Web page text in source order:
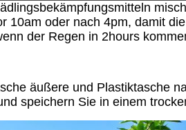
10am oder nach 4pm, damit
der Regen in 2hours
äußere und Plastiktasche
speichern Sie in einem